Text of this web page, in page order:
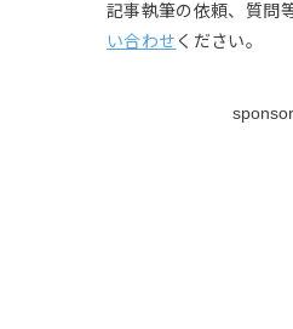
記事執筆の依頼、質問
い合わせ ください。